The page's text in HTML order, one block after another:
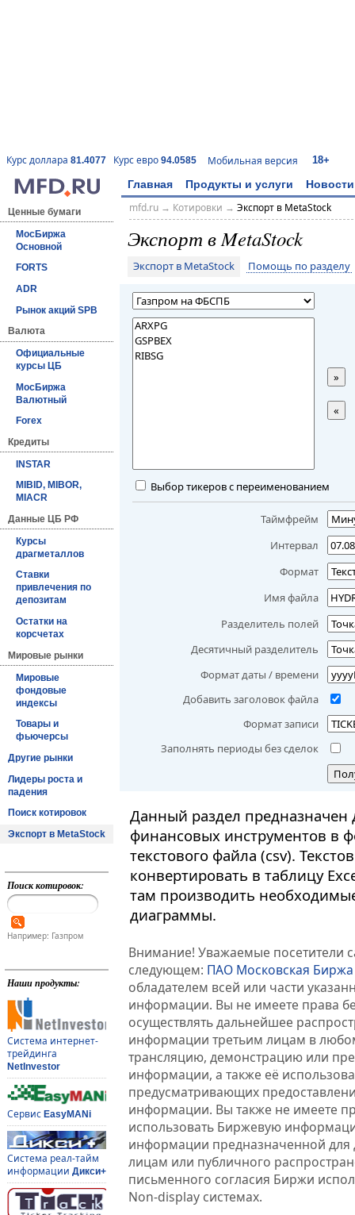
Курс доллара 81.4077 Курс евро 94.0585 Мобильная версия 18+
Главная Продукты и услуги Новости
Ценные бумаги
МосБиржа
Основной
FORTS
ADR
Рынок акций SPB
Валюта
Официальные
курсы ЦБ
МосБиржа
Валютный
Forex
Кредиты
INSTAR
MIBID, MIBOR,
MIACR
Данные ЦБ РФ
Курсы
драгметаллов
Ставки
привлечения по
депозитам
Остатки на
корсчетах
Мировые рынки
Мировые
фондовые
индексы
Товары и
фьючерсы
Другие рынки
Лидеры роста и
падения
Поиск котировок
Экспорт в MetaStock
Поиск котировок:
Например: Газпром
Наши продукты:
Система интернет-
трейдинга
NetInvestor
Сервис EasyMANi
Система реал-тайм
информации Дикси+
mfd.ru→ Котировки → Экспорт в MetaStock
Экспорт в MetaStock
Экспорт в MetaStock Помощь по разделу
»
«
Выбор тикеров с переименованием
Таймфрейм
Интервал
Формат
Имя файла
Разделитель полей
Десятичный разделитель
Формат даты / времени
Добавить заголовок файла
Формат записи
Заполнять периоды без сделок
Данный раздел
финансовых инструментов в
текстового файла (csv).
конвертировать в таблицу
там производить
диаграммы.
Внимание! Уважаемые посетители
следующем: ПАО Московская Биржа
обладателем всей или части
информации. Вы не имеете права
осуществлять дальнейшее
информации третьим лицам в
трансляцию, демонстрацию или
информации, а также её
предусматривающих
информации. Вы также не имеете
использовать Биржевую
информации предназначенной для
лицам или публичного
письменного согласия Биржи
Non-display системах.